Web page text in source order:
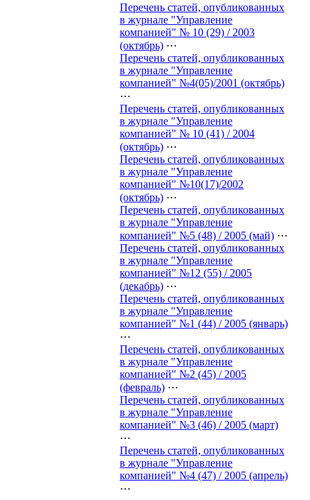
Перечень статей, опубликованных
в журнале "Управление
компанией" № 10 (29) / 2003
(октябрь) ⋯
Перечень статей, опубликованных
в журнале "Управление
компанией" №4(05)/2001 (октябрь)
⋯
Перечень статей, опубликованных
в журнале "Управление
компанией" № 10 (41) / 2004
(октябрь) ⋯
Перечень статей, опубликованных
в журнале "Управление
компанией" №10(17)/2002
(октябрь) ⋯
Перечень статей, опубликованных
в журнале "Управление
компанией" №5 (48) / 2005 (май) ⋯
Перечень статей, опубликованных
в журнале "Управление
компанией" №12 (55) / 2005
(декабрь) ⋯
Перечень статей, опубликованных
в журнале "Управление
компанией" №1 (44) / 2005 (январь)
⋯
Перечень статей, опубликованных
в журнале "Управление
компанией" №2 (45) / 2005
(февраль) ⋯
Перечень статей, опубликованных
в журнале "Управление
компанией" №3 (46) / 2005 (март)
⋯
Перечень статей, опубликованных
в журнале "Управление
компанией" №4 (47) / 2005 (апрель)
⋯